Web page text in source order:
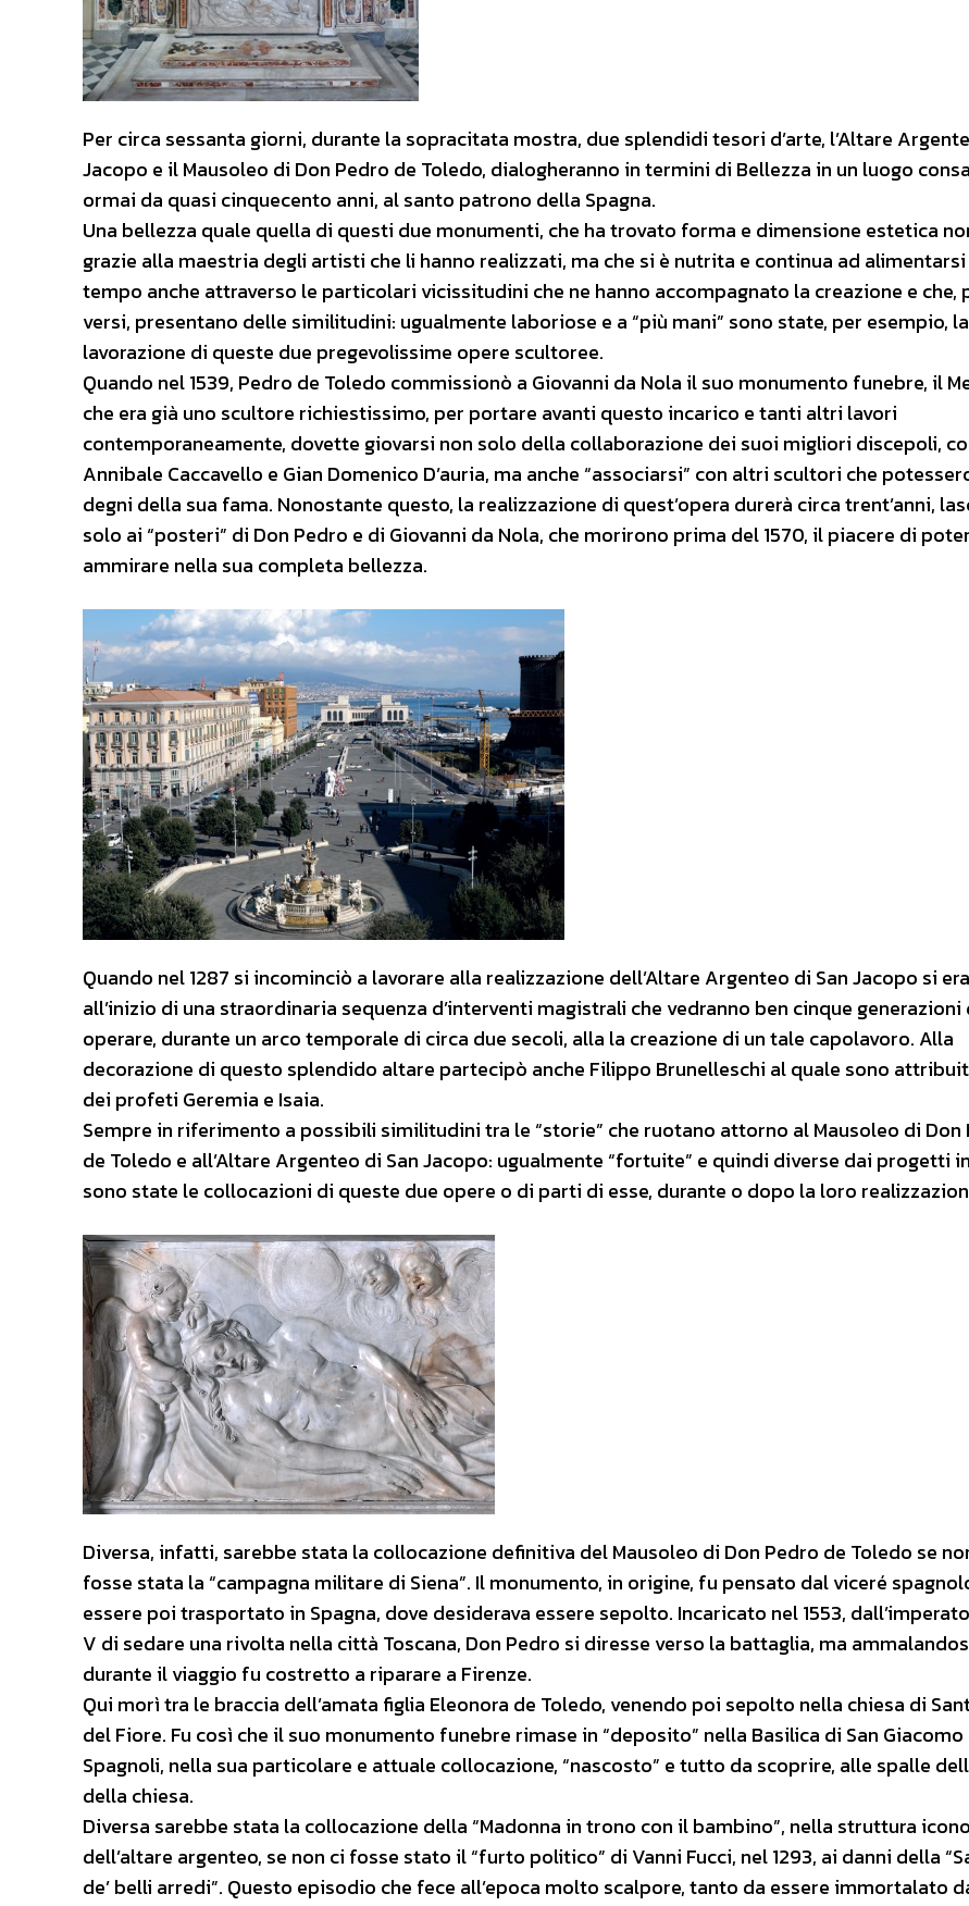
Per circa sessanta giorni, durante la sopracitata mostra, due splendidi tesori d’arte, l’Altare
Jacopo e il Mausoleo di Don Pedro de Toledo, dialogheranno in termini di Bellezza in un luogo
ormai da quasi cinquecento anni, al santo patrono della Spagna.
Una bellezza quale quella di questi due monumenti, che ha trovato forma e dimensione estetica
grazie alla maestria degli artisti che li hanno realizzati, ma che si è nutrita e continua ad
tempo anche attraverso le particolari vicissitudini che ne hanno accompagnato la creazione e che,
versi, presentano delle similitudini: ugualmente laboriose e a “più mani” sono state, per esempio,
lavorazione di queste due pregevolissime opere scultoree.
Quando nel 1539, Pedro de Toledo commissionò a Giovanni da Nola il suo monumento funebre, il
che era già uno scultore richiestissimo, per portare avanti questo incarico e tanti altri lavori
contemporaneamente, dovette giovarsi non solo della collaborazione dei suoi migliori discepoli,
Annibale Caccavello e Gian Domenico D’auria, ma anche “associarsi” con altri scultori che
degni della sua fama. Nonostante questo, la realizzazione di quest’opera durerà circa trent’anni,
solo ai “posteri” di Don Pedro e di Giovanni da Nola, che morirono prima del 1570, il piacere di
ammirare nella sua completa bellezza.
Quando nel 1287 si incominciò a lavorare alla realizzazione dell’Altare Argenteo di San Jacopo si
all’inizio di una straordinaria sequenza d’interventi magistrali che vedranno ben cinque
operare, durante un arco temporale di circa due secoli, alla la creazione di un tale capolavoro. Alla
decorazione di questo splendido altare partecipò anche Filippo Brunelleschi al quale sono
dei profeti Geremia e Isaia.
Sempre in riferimento a possibili similitudini tra le “storie” che ruotano attorno al Mausoleo di Don
de Toledo e all’Altare Argenteo di San Jacopo: ugualmente “fortuite” e quindi diverse dai progetti
sono state le collocazioni di queste due opere o di parti di esse, durante o dopo la loro
Diversa, infatti, sarebbe stata la collocazione definitiva del Mausoleo di Don Pedro de Toledo se
fosse stata la “campagna militare di Siena”. Il monumento, in origine, fu pensato dal viceré
essere poi trasportato in Spagna, dove desiderava essere sepolto. Incaricato nel 1553,
V di sedare una rivolta nella città Toscana, Don Pedro si diresse verso la battaglia, ma
durante il viaggio fu costretto a riparare a Firenze.
Qui morì tra le braccia dell’amata figlia Eleonora de Toledo, venendo poi sepolto nella chiesa di
del Fiore. Fu così che il suo monumento funebre rimase in “deposito” nella Basilica di San Giacomo
Spagnoli, nella sua particolare e attuale collocazione, “nascosto” e tutto da scoprire, alle spalle
della chiesa.
Diversa sarebbe stata la collocazione della “Madonna in trono con il bambino”, nella struttura
dell’altare argenteo, se non ci fosse stato il “furto politico” di Vanni Fucci, nel 1293, ai danni della
de’ belli arredi”. Questo episodio che fece all’epoca molto scalpore, tanto da essere immortalato